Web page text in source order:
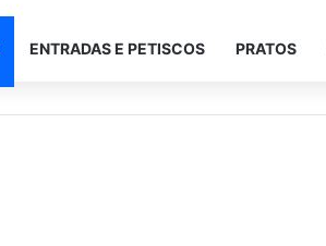
ENTRADAS E PETISCOS PRATOS